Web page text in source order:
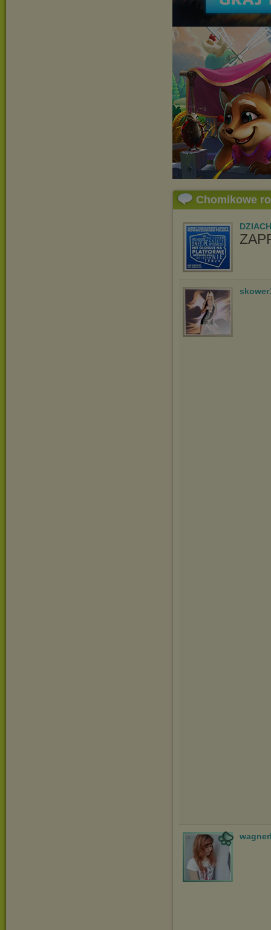
Chomikowe